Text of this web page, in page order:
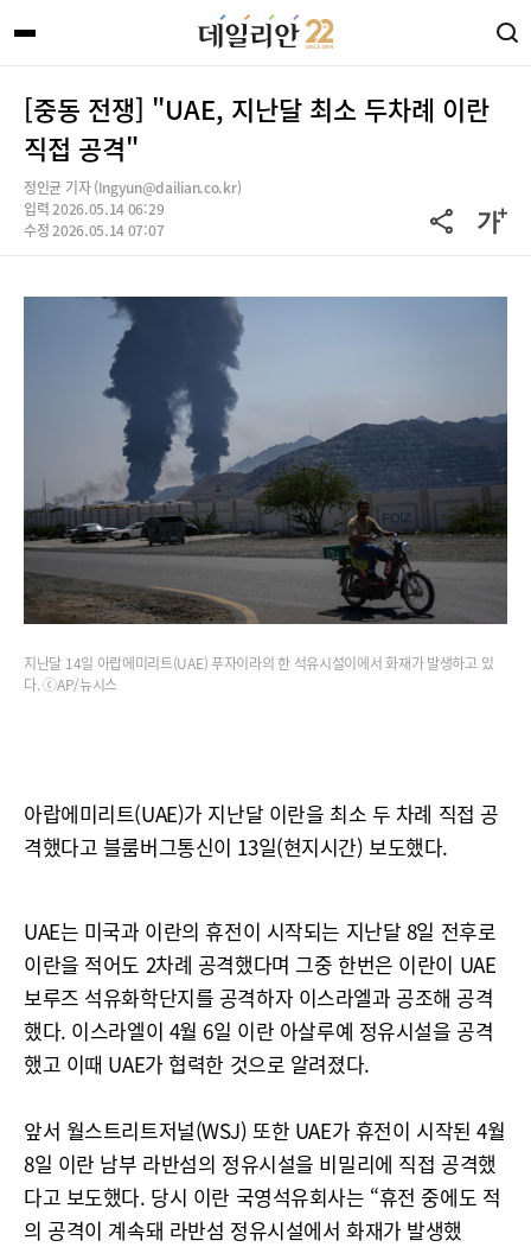
[중동 전쟁] "UAE, 지난달 최소 두차례 이란
직접 공격"
정인균 기자 (Ingyun@dailian.co.kr)
입력 2026.05.14 06:29
수정 2026.05.14 07:07
지난달 14일 아랍에미리트(UAE) 푸자이라의 한 석유시설이에서 화재가 발생하고 있
다. ⓒAP/뉴시스
아랍에미리트(UAE)가 지난달 이란을 최소 두 차례 직접 공
격했다고 블룸버그통신이 13일(현지시간) 보도했다.
UAE는 미국과 이란의 휴전이 시작되는 지난달 8일 전후로
이란을 적어도 2차례 공격했다며 그중 한번은 이란이 UAE
보루즈 석유화학단지를 공격하자 이스라엘과 공조해 공격
했다. 이스라엘이 4월 6일 이란 아살루예 정유시설을 공격
했고 이때 UAE가 협력한 것으로 알려졌다.
앞서 월스트리트저널(WSJ) 또한 UAE가 휴전이 시작된 4월
8일 이란 남부 라반섬의 정유시설을 비밀리에 직접 공격했
다고 보도했다. 당시 이란 국영석유회사는 “휴전 중에도 적
의 공격이 계속돼 라반섬 정유시설에서 화재가 발생했